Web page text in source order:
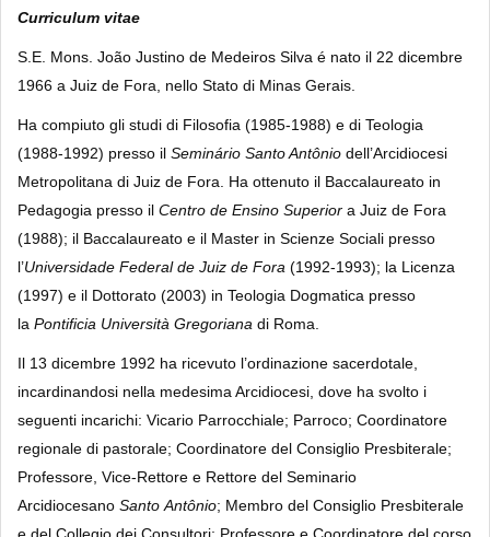
Curriculum vitae
S.E. Mons. João Justino de Medeiros Silva é nato il 22 dicembre
1966 a Juiz de Fora, nello Stato di Minas Gerais.
Ha compiuto gli studi di Filosofia (1985-1988) e di Teologia
(1988-1992) presso il Seminário Santo Antônio dell’Arcidiocesi
Metropolitana di Juiz de Fora. Ha ottenuto il Baccalaureato in
Pedagogia presso il Centro de Ensino Superior a Juiz de Fora
(1988); il Baccalaureato e il Master in Scienze Sociali presso
l’Universidade Federal de Juiz de Fora (1992-1993); la Licenza
(1997) e il Dottorato (2003) in Teologia Dogmatica presso
la Pontificia Università Gregoriana di Roma.
Il 13 dicembre 1992 ha ricevuto l’ordinazione sacerdotale,
incardinandosi nella medesima Arcidiocesi, dove ha svolto i
seguenti incarichi: Vicario Parrocchiale; Parroco; Coordinatore
regionale di pastorale; Coordinatore del Consiglio Presbiterale;
Professore, Vice-Rettore e Rettore del Seminario
Arcidiocesano Santo Antônio; Membro del Consiglio Presbiterale